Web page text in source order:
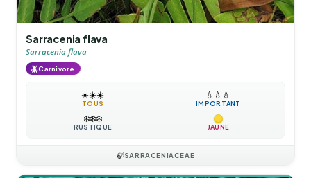
Sarracenia flava
Sarracenia flava
🪲Carnivore
☀️☀️☀️
TOUS
💧 💧 💧
IMPORTANT
❄️❄️❄️
RUSTIQUE JAUNE
🍃SARRACENIACEAE